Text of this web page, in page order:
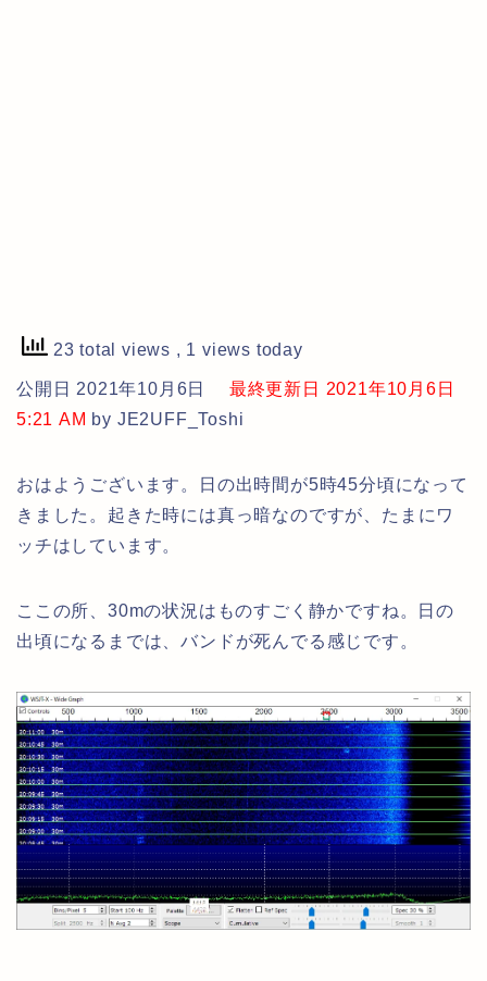
23 total views , 1 views today
公開日 2021年10月6日
最終更新日 2021年10月6日
5:21 AM by JE2UFF_Toshi
おはようございます。日の出時間が5時45分頃になって
きました。起きた時には真っ暗なのですが、たまにワ
ッチはしています。
ここの所、30mの状況はものすごく静かですね。日の
出頃になるまでは、バンドが死んでる感じです。